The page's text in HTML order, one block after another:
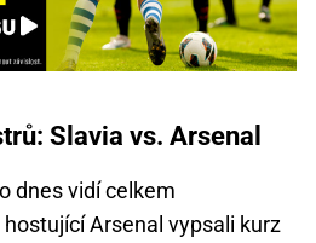
Slavia vs. Arsenal
dnes vidí celkem
Arsenal vypsali kurz